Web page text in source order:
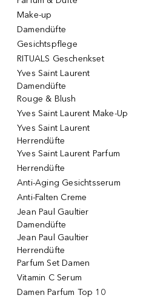
Make-up
Damendüfte
Gesichtspflege
RITUALS Geschenkset
Yves Saint Laurent
Damendüfte
Rouge & Blush
Yves Saint Laurent Make-Up
Yves Saint Laurent
Herrendüfte
Yves Saint Laurent Parfum
Herrendüfte
Anti-Aging Gesichtsserum
Anti-Falten Creme
Jean Paul Gaultier
Damendüfte
Jean Paul Gaultier
Herrendüfte
Parfum Set Damen
Vitamin C Serum
Damen Parfum Top 10